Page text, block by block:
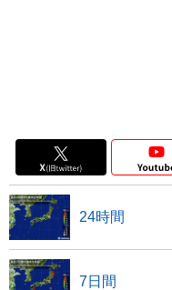
24時間
7日間